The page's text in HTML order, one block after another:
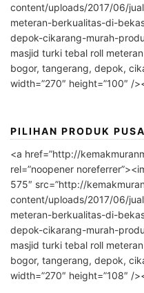
content/uploads/2017/06/
meteran-berkualitas-di-
depok-cikarang-murah-
masjid turki tebal roll
bogor, tangerang, depok,
width=”270″ height=”100″ /
PILIHAN PRODUK
<a href=”http://
rel=”noopener
575″ src=”http://
content/uploads/2017/06/
meteran-berkualitas-di-
depok-cikarang-murah-
masjid turki tebal roll
bogor, tangerang, depok,
width=”270″ height=”108″ /